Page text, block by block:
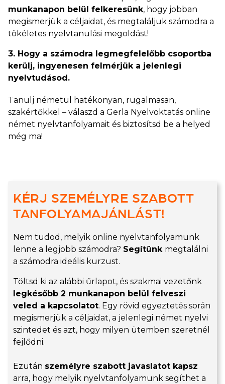
munkanapon belül felkeresünk, hogy jobban
megismerjük a céljaidat, és megtaláljuk számodra a
tökéletes nyelvtanulási megoldást!
3. Hogy a számodra legmegfelelőbb csoportba
kerülj, ingyenesen felmérjük a jelenlegi
nyelvtudásod.
Tanulj németül hatékonyan, rugalmasan,
szakértőkkel – válaszd a Gerla Nyelvoktatás online
német nyelvtanfolyamait és biztosítsd be a helyed
még ma!
KÉRJ SZEMÉLYRE SZABOTT
TANFOLYAMAJÁNLÁST!
Nem tudod, melyik online nyelvtanfolyamunk
lenne a legjobb számodra? Segítünk megtalálni
a számodra ideális kurzust.
Töltsd ki az alábbi űrlapot, és szakmai vezetőnk
legkésőbb 2 munkanapon belül felveszi
veled a kapcsolatot. Egy rövid egyeztetés során
megismerjük a céljaidat, a jelenlegi német nyelvi
szintedet és azt, hogy milyen ütemben szeretnél
fejlődni.
Ezután személyre szabott javaslatot kapsz
arra, hogy melyik nyelvtanfolyamunk segíthet a